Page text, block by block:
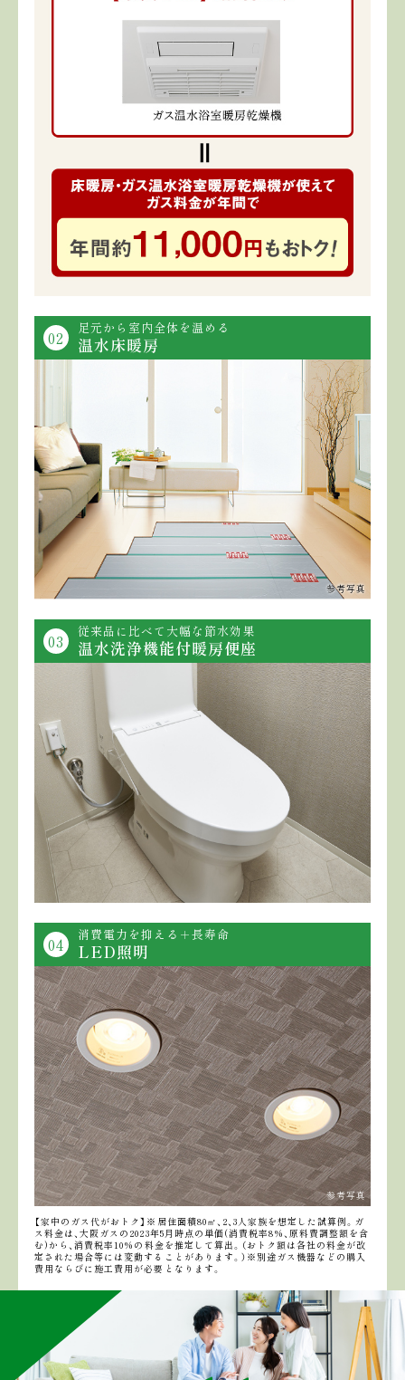
02 足元から室内全体を温める
温水床暖房
参考写真
03 従来品に比べて大幅な節水効果
温水洗浄機能付暖房便座
04 消費電力を抑える＋長寿命
LED照明
参考写真
【家中のガス代がおトク】※居住面積80㎡、2、3人家族を想定した試算例。ガ
ス料金は、大阪ガスの2023年5月時点の単価(消費税率8%、原料費調整額を含
む)から、消費税率10%の料金を推定して算出。（おトク額は各社の料金が改
定された場合等には変動することがあります。）※別途ガス機器などの購入
費用ならびに施工費用が必要となります。